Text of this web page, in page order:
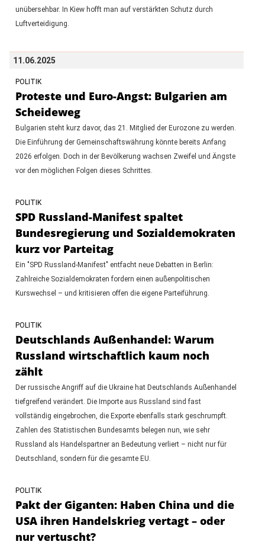
unübersehbar. In Kiew hofft man auf verstärkten Schutz durch
Luftverteidigung.
11.06.2025
POLITIK
Proteste und Euro-Angst: Bulgarien am
Scheideweg
Bulgarien steht kurz davor, das 21. Mitglied der Eurozone zu werden.
Die Einführung der Gemeinschaftswährung könnte bereits Anfang
2026 erfolgen. Doch in der Bevölkerung wachsen Zweifel und Ängste
vor den möglichen Folgen dieses Schrittes.
POLITIK
SPD Russland-Manifest spaltet
Bundesregierung und Sozialdemokraten
kurz vor Parteitag
Ein "SPD Russland-Manifest" entfacht neue Debatten in Berlin:
Zahlreiche Sozialdemokraten fordern einen außenpolitischen
Kurswechsel – und kritisieren offen die eigene Parteiführung.
POLITIK
Deutschlands Außenhandel: Warum
Russland wirtschaftlich kaum noch
zählt
Der russische Angriff auf die Ukraine hat Deutschlands Außenhandel
tiefgreifend verändert. Die Importe aus Russland sind fast
vollständig eingebrochen, die Exporte ebenfalls stark geschrumpft.
Zahlen des Statistischen Bundesamts belegen nun, wie sehr
Russland als Handelspartner an Bedeutung verliert – nicht nur für
Deutschland, sondern für die gesamte EU.
POLITIK
Pakt der Giganten: Haben China und die
USA ihren Handelskrieg vertagt – oder
nur vertuscht?